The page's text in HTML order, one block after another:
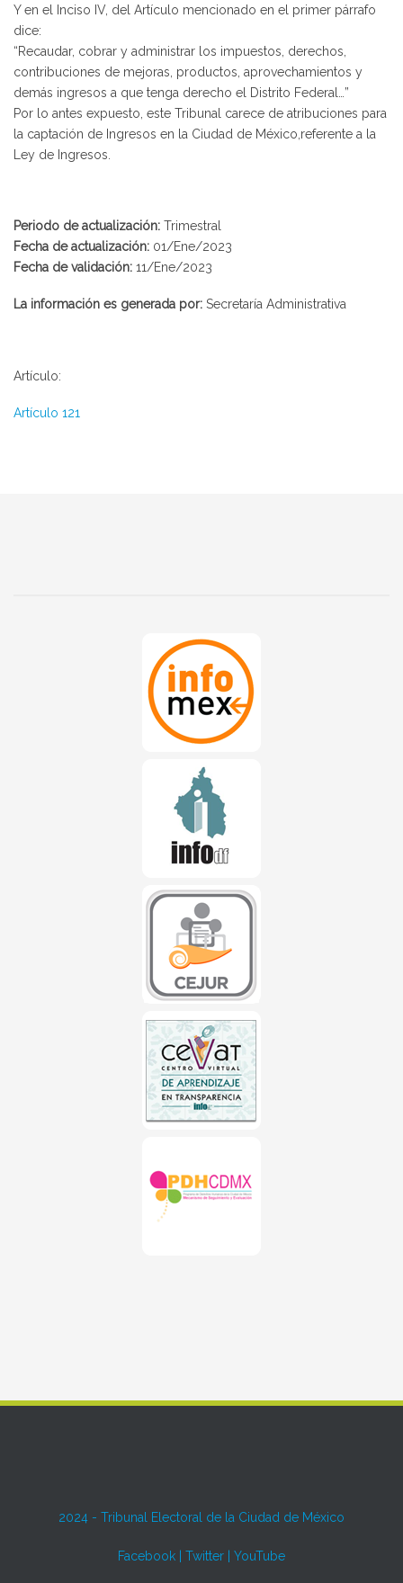
Y en el Inciso IV, del Artículo mencionado en el primer párrafo
dice:
“Recaudar, cobrar y administrar los impuestos, derechos,
contribuciones de mejoras, productos, aprovechamientos y
demás ingresos a que tenga derecho el Distrito Federal…”
Por lo antes expuesto, este Tribunal carece de atribuciones para
la captación de Ingresos en la Ciudad de México,referente a la
Ley de Ingresos.
Periodo de actualización: Trimestral
Fecha de actualización: 01/Ene/2023
Fecha de validación: 11/Ene/2023
La información es generada por: Secretaría Administrativa
Artículo:
Artículo 121
2024 - Tribunal Electoral de la Ciudad de México
Facebook Twitter YouTube